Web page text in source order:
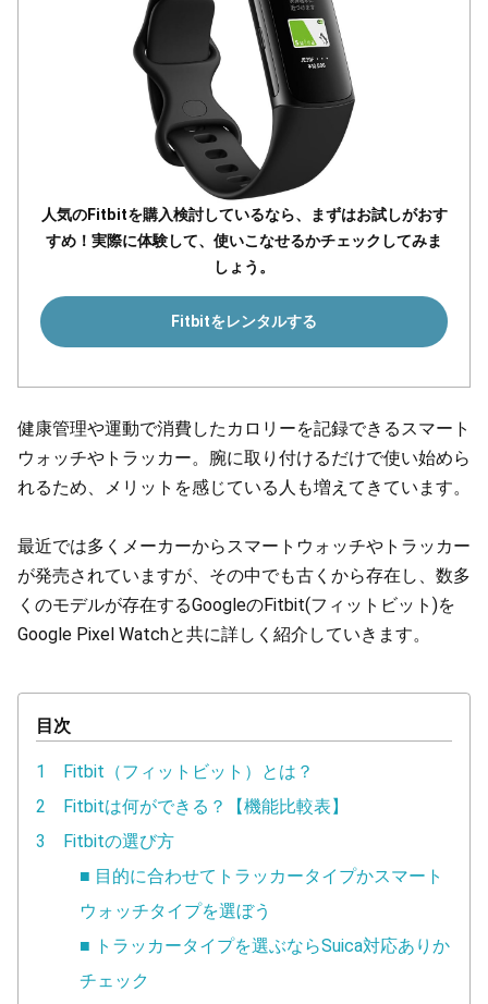
人気のFitbitを購入検討しているなら、まずはお試しがおす
すめ！実際に体験して、使いこなせるかチェックしてみま
しょう。
Fitbitをレンタルする
健康管理や運動で消費したカロリーを記録できるスマート
ウォッチやトラッカー。腕に取り付けるだけで使い始めら
れるため、メリットを感じている人も増えてきています。
最近では多くメーカーからスマートウォッチやトラッカー
が発売されていますが、その中でも古くから存在し、数多
くのモデルが存在するGoogleのFitbit(フィットビット)を
Google Pixel Watchと共に詳しく紹介していきます。
目次
1 Fitbit（フィットビット）とは？
2 Fitbitは何ができる？【機能比較表】
3 Fitbitの選び方
■ 目的に合わせてトラッカータイプかスマート
ウォッチタイプを選ぼう
■ トラッカータイプを選ぶならSuica対応ありか
チェック